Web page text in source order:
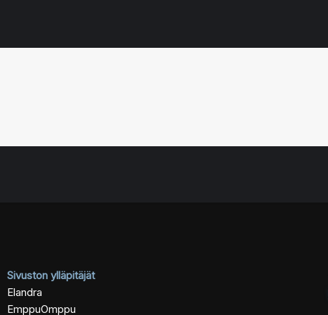
Sivuston ylläpitäjät
Elandra
EmppuOmppu